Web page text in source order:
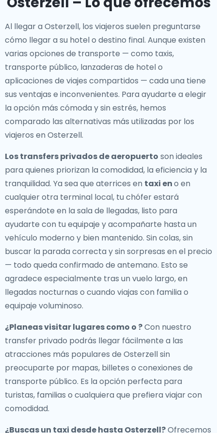
Al llegar a Osterzell, los viajeros suelen preguntarse
cómo llegar a su hotel o destino final. Aunque existen
varias opciones de transporte — como taxis,
transporte público, lanzaderas de hotel o
aplicaciones de viajes compartidos — cada una tiene
sus ventajas e inconvenientes. Para ayudarte a elegir
la opción más cómoda y sin estrés, hemos
comparado las alternativas más utilizadas por los
viajeros en Osterzell.
Los transfers privados de aeropuerto son ideales
para quienes priorizan la comodidad, la eficiencia y la
tranquilidad. Ya sea que aterrices en taxi eno en
cualquier otra terminal local, tu chófer estará
esperándote en la sala de llegadas, listo para
ayudarte con tu equipaje y acompañarte hasta un
vehículo moderno y bien mantenido. Sin colas, sin
buscar la parada correcta y sin sorpresas en el precio
— todo queda confirmado de antemano. Esto se
agradece especialmente tras un vuelo largo, en
llegadas nocturnas o cuando viajas con familia o
equipaje voluminoso.
¿Planeas visitar lugares como o ?Con nuestro
transfer privado podrás llegar fácilmente a las
atracciones más populares de Osterzell sin
preocuparte por mapas, billetes o conexiones de
transporte público. Es la opción perfecta para
turistas, familias o cualquiera que prefiera viajar con
comodidad.
¿Buscas un taxi desde hasta Osterzell?Ofrecemos